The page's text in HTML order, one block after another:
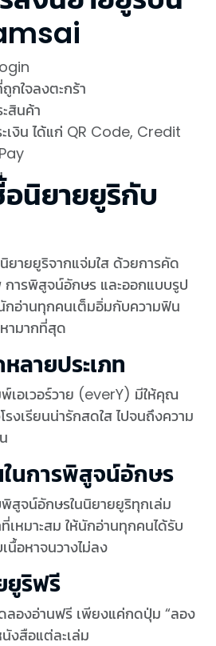
กใจลงตะกร้า
สินค้า
ะเงิน ได้แก่ QR Code, Credit
นิยายยูริกับ
ายยูริจากแจ่มใส ด้วยการคัด
ารพิสูจน์อักษร และออกแบบรูป
กอ่านทุกคนเต็มอิ่มกับความฟิน
ามากที่สุด
ลายประเภท
เอเวอร์วาย (everY) มีให้คุณ
งเรียนน่ารักสดใส ไปจนถึงความ
นการพิสูจน์อักษร
สูจน์อักษรในนิยายยูริทุกเล่ม
เหมาะสม ให้นักอ่านทุกคนได้รับ
นื้อหาจนวางไม่ลง
ยูริฟรี
ลองอ่านฟรี เพียงแค่กดปุ่ม “ลอง
งสือแต่ละเล่ม